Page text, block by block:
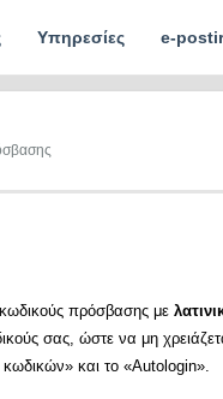
Υπηρεσίες e-
πρόσβασης με
σας, ώστε να μη
κωδικών» και το «Autologin».